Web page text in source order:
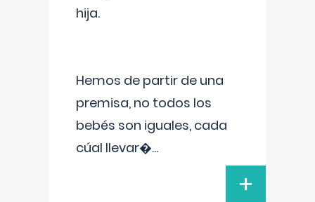
hija.
Hemos de partir de una
premisa, no todos los
bebés son iguales, cada
cúal llevar�...
+